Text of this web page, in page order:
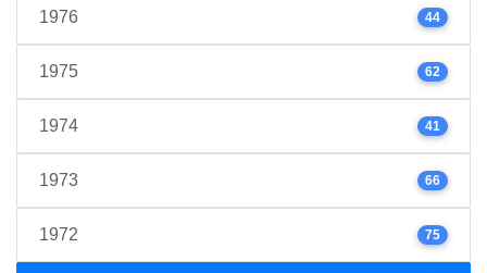
1976 44
1975 62
1974 41
1973 66
1972 75